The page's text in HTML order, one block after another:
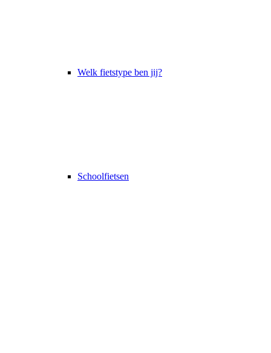
Welk fietstype ben jij?
Schoolfietsen